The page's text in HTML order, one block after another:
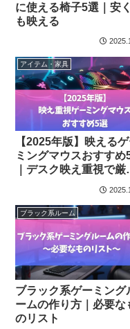
に使える椅子5選｜安
も映える
アイテム・家具
【2025年版】映える
ミングマウスおすすめ
｜デスク映え重視で厳
ブラック系ルーム
ブラック系ゲーミング
ームの作り方｜必要な
のリスト